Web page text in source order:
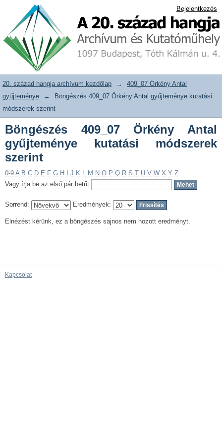
Böngészés 409_07 Örkény Antal
gyűjteménye kutatási módszerek
szerint
20. század hangja archívum adattár Bejelentkezés
20. század hangja archívum kezdőlap →
409_07 Örkény Antal
gyűjteménye
→
Böngészés 409_07 Örkény Antal gyűjteménye kutatási
módszerek szerint
Böngészés 409_07 Örkény Antal
gyűjteménye kutatási módszerek
szerint
0-9 A B C D E F G H J K L M N O P Q R S T U V W X Y Z
Vagy írja be az első pár betűt:
Sorrend: Eredmények:
Elnézést kérünk, ez a böngészés sajnos nem hozott eredményt.
Kapcsolat